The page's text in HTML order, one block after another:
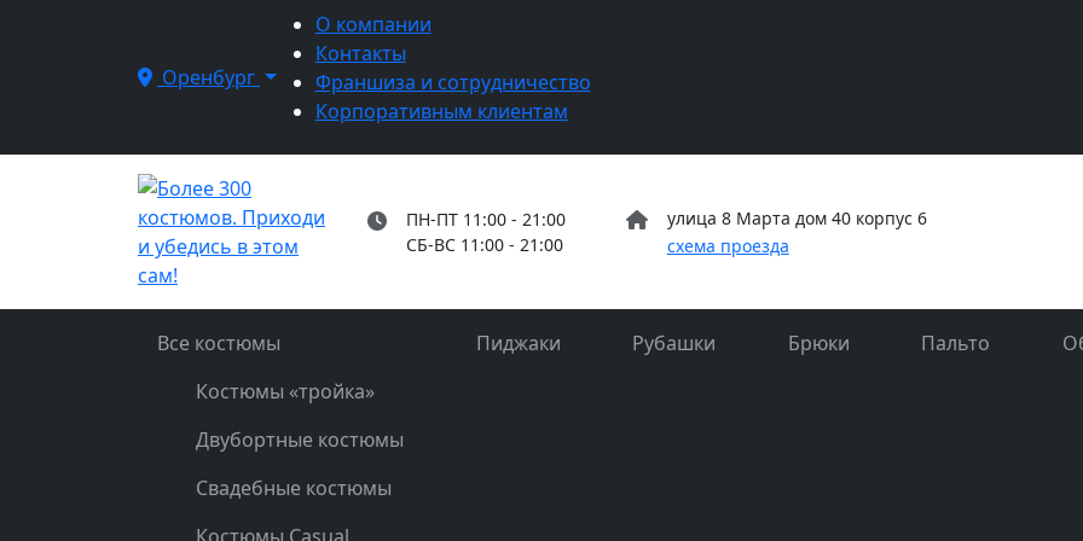
Оренбург
О компании
Контакты
Франшиза и сотрудничество
Корпоративным клиентам
ПН-ПТ 11:00 - 21:00
СБ-ВС 11:00 - 21:00
улица 8 Марта дом 40 корпус 6
схема проезда
Все костюмы
Костюмы «тройка»
Двубортные костюмы
Свадебные костюмы
Пиджаки Рубашки Брюки Пальто